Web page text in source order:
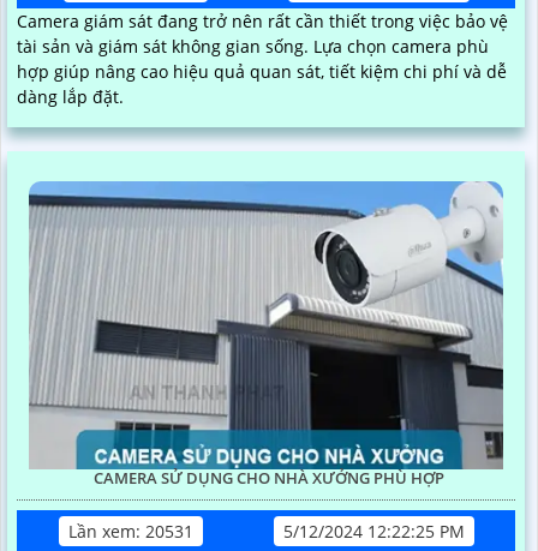
Camera giám sát đang trở nên rất cần thiết trong việc bảo vệ
tài sản và giám sát không gian sống. Lựa chọn camera phù
hợp giúp nâng cao hiệu quả quan sát, tiết kiệm chi phí và dễ
dàng lắp đặt.
CAMERA SỬ DỤNG CHO NHÀ XƯỞNG PHÙ HỢP
Lần xem: 20531
5/12/2024 12:22:25 PM